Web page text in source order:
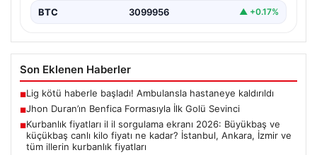
BTC 3099956 ▲ +0.17%
Son Eklenen Haberler
■Lig kötü haberle başladı! Ambulansla hastaneye kaldırıldı
■Jhon Duran’ın Benfica Formasıyla İlk Golü Sevinci
■Kurbanlık fiyatları il il sorgulama ekranı 2026: Büyükbaş ve
küçükbaş canlı kilo fiyatı ne kadar? İstanbul, Ankara, İzmir ve
tüm illerin kurbanlık fiyatları